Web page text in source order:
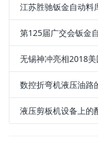
江苏胜驰钣金自动料
第125届广交会钣金
无锡神冲亮相2018
数控折弯机液压油路
液压剪板机设备上的